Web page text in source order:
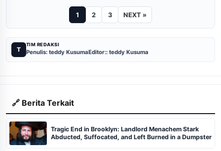
1 2 3 NEXT »
T
TIM REDAKSI
Penulis: teddy KusumaEditor:: teddy Kusuma
🔗 Berita Terkait
Tragic End in Brooklyn: Landlord Menachem Stark
Abducted, Suffocated, and Left Burned in a Dumpster